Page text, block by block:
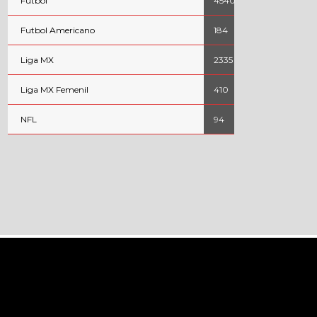
Futbol Americano 184
Liga MX 2335
Liga MX Femenil 410
NFL 94